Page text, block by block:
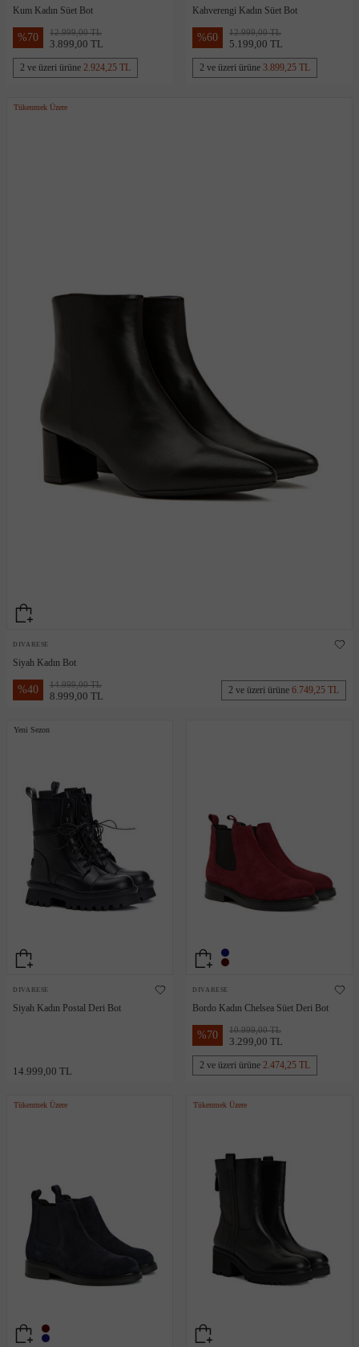
Kum Kadın Süet Bot
%70 12.999,00 TL
3.899,00 TL
2 ve üzeri ürüne 2.924,25 TL
Kahverengi Kadın Süet Bot
%60 12.999,00 TL
5.199,00 TL
2 ve üzeri ürüne 3.899,25 TL
Tükenmek Üzere
DIVARESE
Siyah Kadın Bot
%40 14.999,00 TL
8.999,00 TL 2 ve üzeri ürüne 6.749,25 TL
Yeni Sezon
DIVARESE
Siyah Kadın Postal Deri Bot
14.999,00 TL
DIVARESE
Bordo Kadın Chelsea Süet Deri Bot
%70 10.999,00 TL
3.299,00 TL
2 ve üzeri ürüne 2.474,25 TL
Tükenmek Üzere Tükenmek Üzere